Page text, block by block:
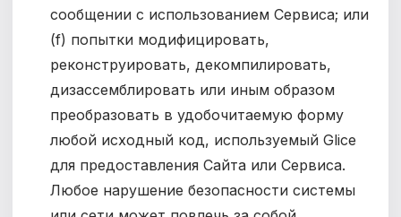
сообщении с использованием Сервиса; или
(f) попытки модифицировать,
реконструировать, декомпилировать,
дизассемблировать или иным образом
преобразовать в удобочитаемую форму
любой исходный код, используемый Glice
для предоставления Сайта или Сервиса.
Любое нарушение безопасности системы